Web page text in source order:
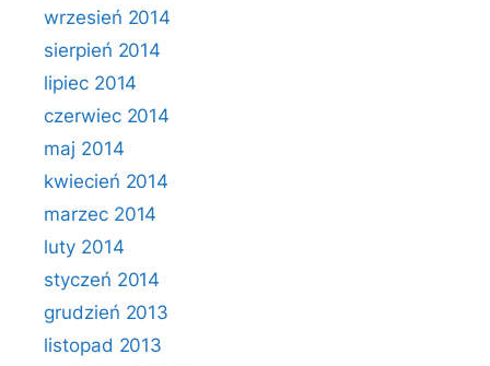
wrzesień 2014
sierpień 2014
lipiec 2014
czerwiec 2014
maj 2014
kwiecień 2014
marzec 2014
luty 2014
styczeń 2014
grudzień 2013
listopad 2013